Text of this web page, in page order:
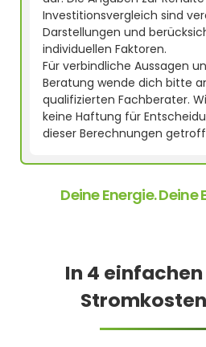
Investitionsvergleich sind
Darstellungen und
individuellen Faktoren.
Für verbindliche Aussagen
Beratung wende dich bitte
qualifizierten Fachberater.
keine Haftung für
dieser Berechnungen
Deine Energie.
In 4